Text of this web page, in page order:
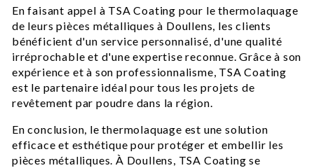
En faisant appel à TSA Coating pour le thermolaquage
de leurs pièces métalliques à Doullens, les clients
bénéficient d'un service personnalisé, d'une qualité
irréprochable et d'une expertise reconnue. Grâce à son
expérience et à son professionnalisme, TSA Coating
est le partenaire idéal pour tous les projets de
revêtement par poudre dans la région.
En conclusion, le thermolaquage est une solution
efficace et esthétique pour protéger et embellir les
pièces métalliques. À Doullens, TSA Coating se